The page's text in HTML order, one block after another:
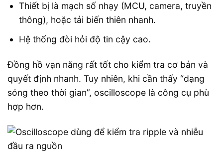
Thiết bị là mạch số nhạy (MCU, camera, truyền
thông), hoặc tải biến thiên nhanh.
Hệ thống đòi hỏi độ tin cậy cao.
Đồng hồ vạn năng rất tốt cho kiểm tra cơ bản và
quyết định nhanh. Tuy nhiên, khi cần thấy “dạng
sóng theo thời gian”, oscilloscope là công cụ phù
hợp hơn.